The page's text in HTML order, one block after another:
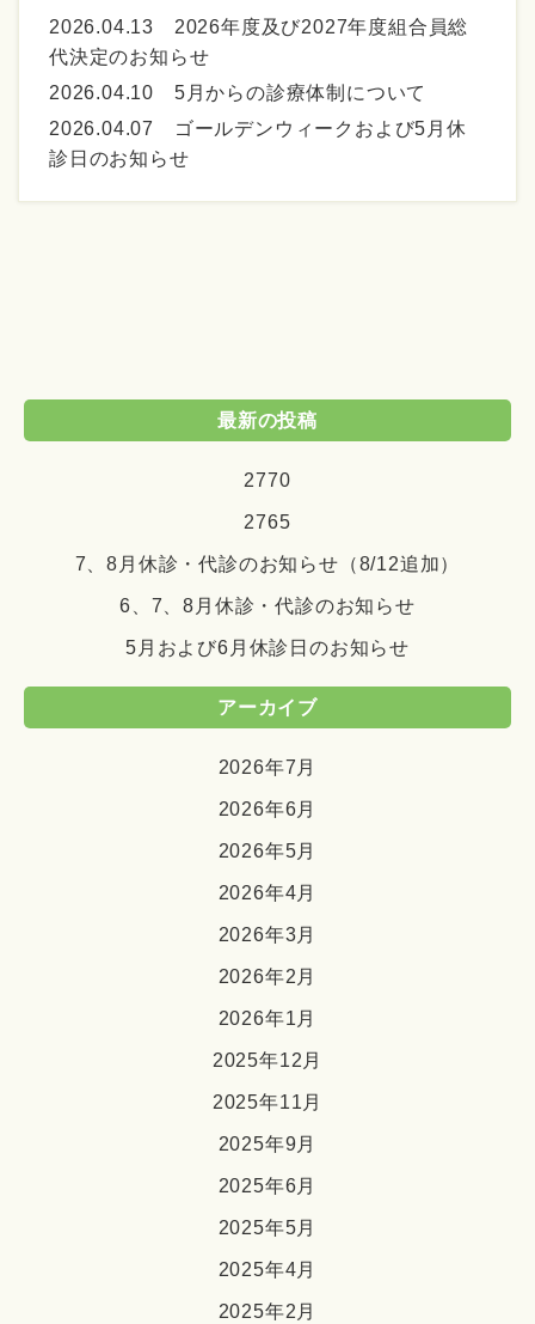
2026.04.13
2026年度及び2027年度組合員総
代決定のお知らせ
2026.04.10
5月からの診療体制について
2026.04.07
ゴールデンウィークおよび5月休
診日のお知らせ
最新の投稿
2770
2765
7、8月休診・代診のお知らせ（8/12追加）
6、7、8月休診・代診のお知らせ
5月および6月休診日のお知らせ
アーカイブ
2026年7月
2026年6月
2026年5月
2026年4月
2026年3月
2026年2月
2026年1月
2025年12月
2025年11月
2025年9月
2025年6月
2025年5月
2025年4月
2025年2月